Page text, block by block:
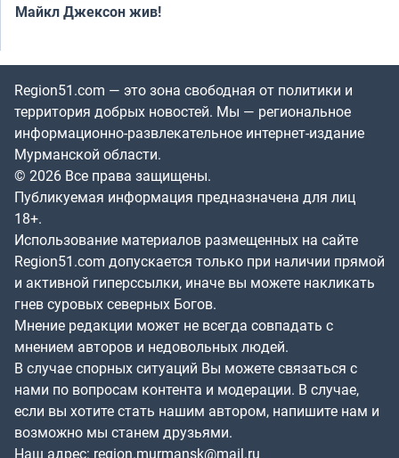
Майкл Джексон жив!
Region51.com — это зона свободная от политики и
территория добрых новостей. Мы — региональное
информационно-развлекательное интернет-издание
Мурманской области.
© 2026 Все права защищены.
Публикуемая информация предназначена для лиц
18+.
Использование материалов размещенных на сайте
Region51.com допускается только при наличии прямой
и активной гиперссылки, иначе вы можете накликать
гнев суровых северных Богов.
Мнение редакции может не всегда совпадать с
мнением авторов и недовольных людей.
В случае спорных ситуаций Вы можете связаться с
нами по вопросам контента и модерации. В случае,
если вы хотите стать нашим автором, напишите нам и
возможно мы станем друзьями.
Наш адрес: region.murmansk@mail.ru